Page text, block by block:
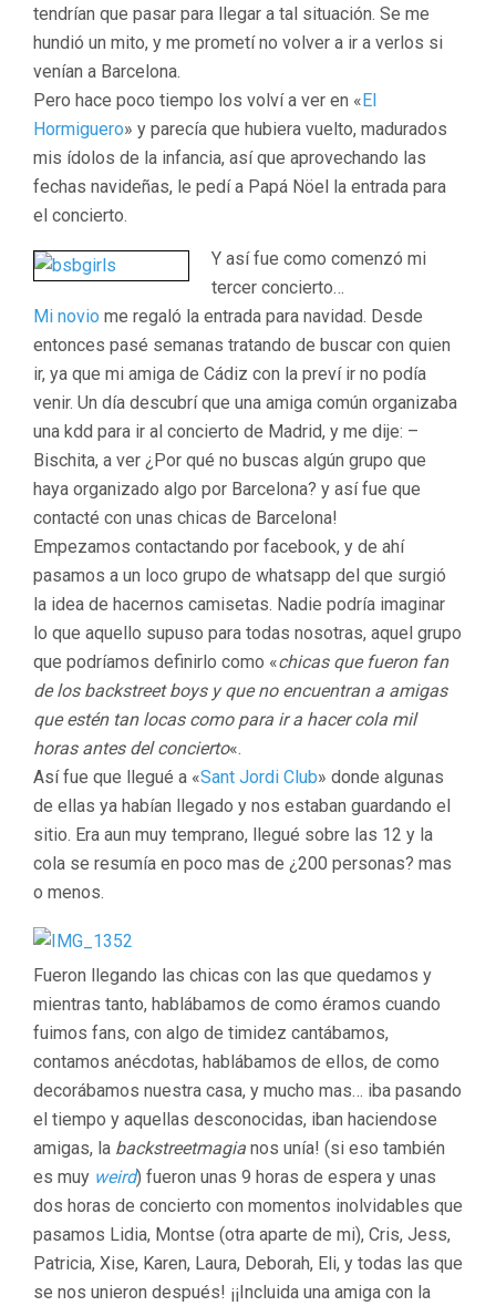
tendrían que pasar para llegar a tal situación. Se me
hundió un mito, y me prometí no volver a ir a verlos si
venían a Barcelona.
Pero hace poco tiempo los volví a ver en « El
Hormiguero» y parecía que hubiera vuelto, madurados
mis ídolos de la infancia, así que aprovechando las
fechas navideñas, le pedí a Papá Nöel la entrada para
el concierto.
Y así fue como comenzó mi
tercer concierto…
Mi novio me regaló la entrada para navidad. Desde
entonces pasé semanas tratando de buscar con quien
ir, ya que mi amiga de Cádiz con la preví ir no podía
venir. Un día descubrí que una amiga común organizaba
una kdd para ir al concierto de Madrid, y me dije: –
Bischita, a ver ¿Por qué no buscas algún grupo que
haya organizado algo por Barcelona? y así fue que
contacté con unas chicas de Barcelona!
Empezamos contactando por facebook, y de ahí
pasamos a un loco grupo de whatsapp del que surgió
la idea de hacernos camisetas. Nadie podría imaginar
lo que aquello supuso para todas nosotras, aquel grupo
que podríamos definirlo como «chicas que fueron fan
de los backstreet boys y que no encuentran a amigas
que estén tan locas como para ir a hacer cola mil
horas antes del concierto«.
Así fue que llegué a «Sant Jordi Club» donde algunas
de ellas ya habían llegado y nos estaban guardando el
sitio. Era aun muy temprano, llegué sobre las 12 y la
cola se resumía en poco mas de ¿200 personas? mas
o menos.
Fueron llegando las chicas con las que quedamos y
mientras tanto, hablábamos de como éramos cuando
fuimos fans, con algo de timidez cantábamos,
contamos anécdotas, hablábamos de ellos, de como
decorábamos nuestra casa, y mucho mas… iba pasando
el tiempo y aquellas desconocidas, iban haciendose
amigas, la backstreetmagia nos unía! (si eso también
es muy weird) fueron unas 9 horas de espera y unas
dos horas de concierto con momentos inolvidables que
pasamos Lidia, Montse (otra aparte de mi), Cris, Jess,
Patricia, Xise, Karen, Laura, Deborah, Eli, y todas las que
se nos unieron después! ¡¡Incluida una amiga con la